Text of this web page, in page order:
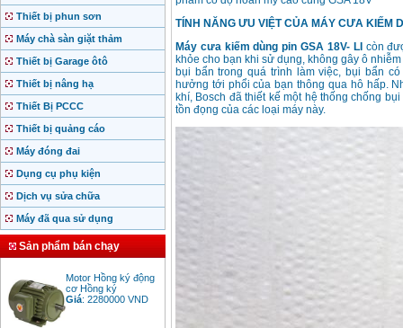
Thiết bị phun sơn
Máy chà sàn giặt thảm
Thiết bị Garage ôtô
Thiết bị nâng hạ
Thiết Bị PCCC
Thiết bị quảng cáo
Máy đóng đai
Dụng cụ phụ kiện
Dịch vụ sửa chữa
Máy đã qua sử dụng
Sản phẩm bán chạy
Motor Hồng ký động
cơ Hồng ký
Giá:2280000
TÍNH NĂNG ƯU VIỆT CỦA MÁY CƯA KIẾM
Máy cưa kiếm dùng pin GSA 18V- LI còn
khỏe cho bạn khi sử dụng, không gây ô
bụi bẩn trong quá trình làm việc, bụi bẩn
hưởng tới phổi của bạn thông qua hô hấp.
khí, Bosch đã thiết kế một hệ thống chống
tồn đọng của các loại máy này.